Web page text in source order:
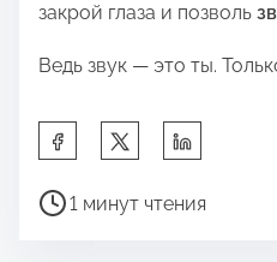
закрой глаза и позволь
Ведь звук — это ты.
д
В
1 минут чтения